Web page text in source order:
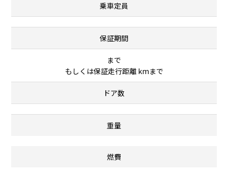
乗車定員
保証期間
まで
もしくは保証走行距離 kmまで
ドア数
重量
燃費